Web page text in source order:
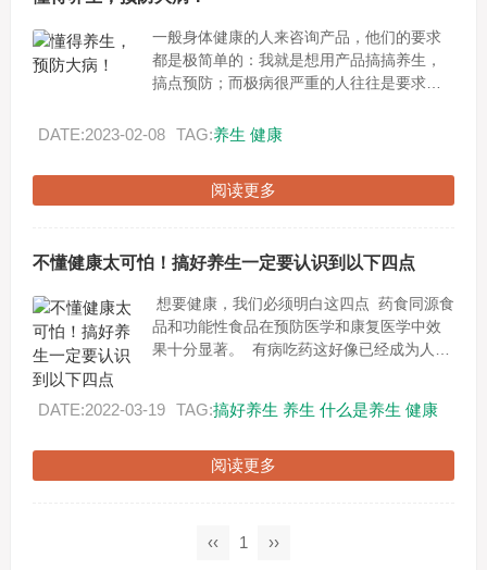
一般身体健康的人来咨询产品，他们的要求
都是极简单的：我就是想用产品搞搞养生，
搞点预防；而极病很严重的人往往是要求比
来，多久能见效果？可见，很多身体没出现
DATE:2023-02-08 TAG:养生 健康
阅读更多
不懂健康太可怕！搞好养生一定要认识到以下四点
想要健康，我们必须明白这四点 药食同源食
品和功能性食品在预防医学和康复医学中效
果十分显著。 有病吃药这好像已经成为人们
DATE:2022-03-19 TAG:搞好养生 养生 什么是养生 健康
阅读更多
‹‹ 1 ››